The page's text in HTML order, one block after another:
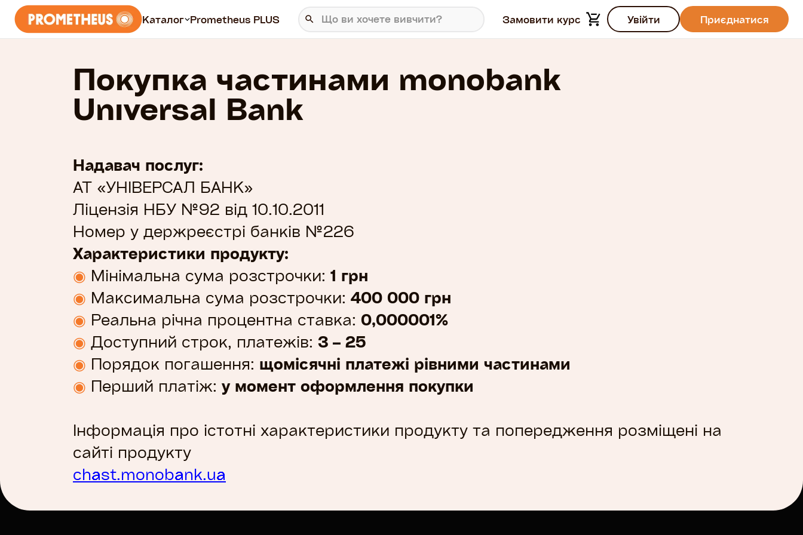
Каталог
Курси
Всі курси
Prometheus PLUS Замовити курс Увійти Приєднатися
Покупка частинами monobank
Universal Bank
Надавач послуг:
АТ «УНІВЕРСАЛ БАНК»
Ліцензія НБУ №92 від 10.10.2011
Номер у держреєстрі банків №226
Характеристики продукту:
◉ Мінімальна сума розстрочки: 1 грн
◉ Максимальна сума розстрочки: 400 000 грн
◉ Реальна річна процентна ставка: 0,000001%
◉ Доступний строк, платежів: 3 – 25
◉ Порядок погашення: щомісячні платежі рівними частинами
◉ Перший платіж: у момент оформлення покупки
Інформація про істотні характеристики продукту та попередження розміщені на
сайті продукту
chast.monobank.ua